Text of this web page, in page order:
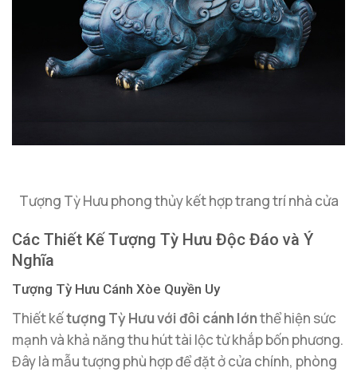
Tượng Tỳ Hưu phong thủy kết hợp trang trí nhà cửa
Các Thiết Kế Tượng Tỳ Hưu Độc Đáo và Ý
Nghĩa
Tượng Tỳ Hưu Cánh Xòe Quyền Uy
Thiết kếtượng Tỳ Hưu với đôi cánh lớnthể hiện sức
mạnh và khả năng thu hút tài lộc từ khắp bốn phương.
Đây là mẫu tượng phù hợp để đặt ở cửa chính, phòng